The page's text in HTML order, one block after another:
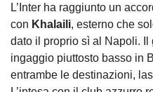
L’Inter ha raggiunto un
con Khalaili, esterno che
dato il proprio sì al Napoli.
ingaggio piuttosto basso in
entrambe le destinazioni,